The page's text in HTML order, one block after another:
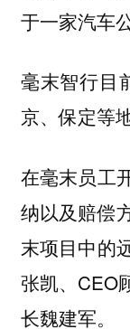
于一家汽车
毫末智行目
京、保定等地
在毫末员工
纳以及赔偿
末项目中的
张凯、CEO
长魏建军。